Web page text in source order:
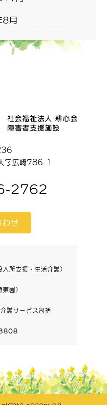
月
字広崎786-1
2762
わせ
所支援・生活介護）
園）
護サービス包括